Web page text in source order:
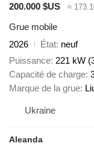
200.000 $US
≈
Grue mobile
2026
État neuf
Puissance 221 kW
Capacité de charge
Marque de la grue
Ukraine
Aleanda